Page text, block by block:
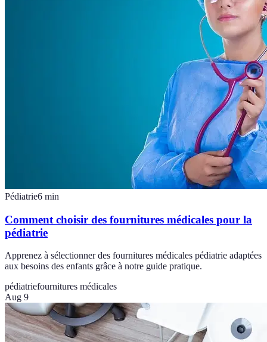
Pédiatrie6 min
Comment choisir des fournitures médicales pour la
pédiatrie
Apprenez à sélectionner des fournitures médicales pédiatrie adaptées
aux besoins des enfants grâce à notre guide pratique.
pédiatriefournitures médicales
Aug 9